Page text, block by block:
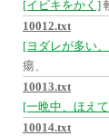
[イビキをかく]
10012.txt
[ヨダレが多い
瘍、
10013.txt
[一晩中、ほえ
10014.txt